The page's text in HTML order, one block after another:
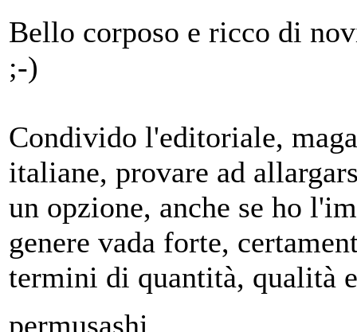
Bello corposo e ricco di
;-)
Condivido l'editoriale,
italiane, provare ad
un opzione, anche se ho
genere vada forte,
termini di quantità, qualità
permusashi